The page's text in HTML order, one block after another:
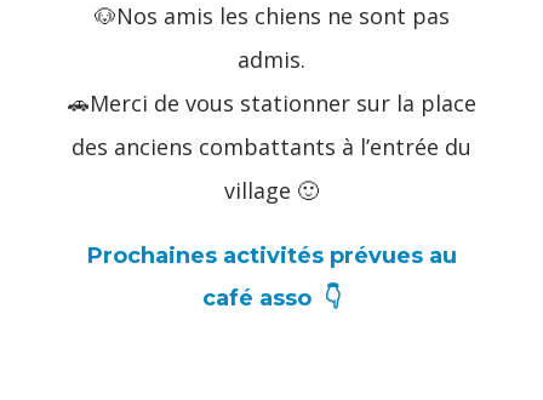
🐶Nos amis les chiens ne sont pas
admis.
🚗Merci de vous stationner sur la place
des anciens combattants à l’entrée du
village 🙂
Prochaines activités prévues au
café asso 👇